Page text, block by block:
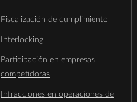
Fiscalización de cumplimiento
Interlocking
Participación en empresas
competidoras
Infracciones en operaciones de